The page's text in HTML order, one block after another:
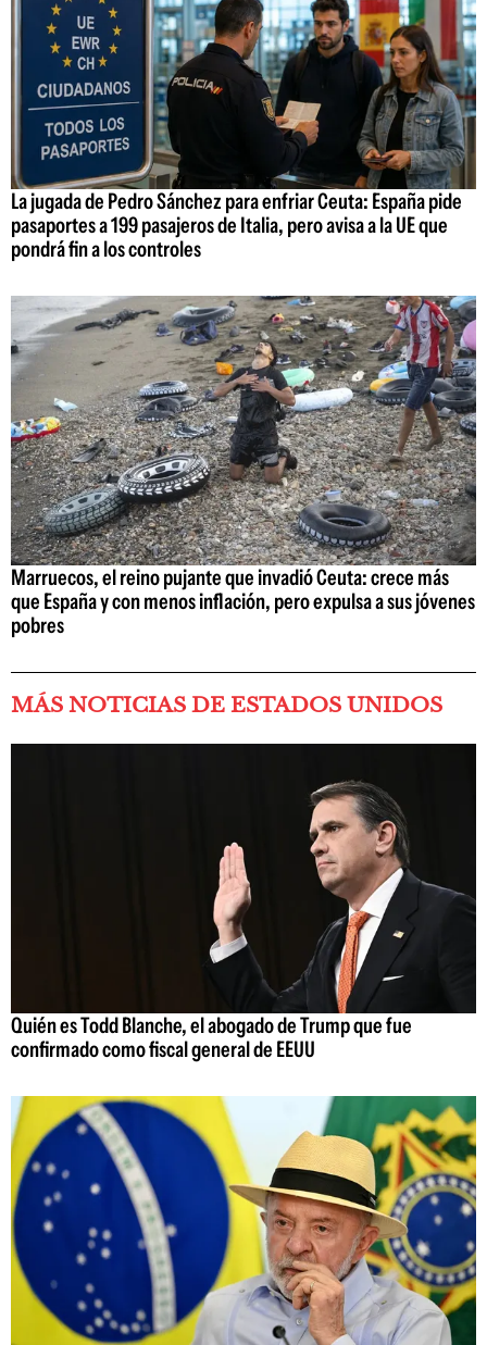
La jugada de Pedro Sánchez para enfriar Ceuta: España pide
pasaportes a 199 pasajeros de Italia, pero avisa a la UE que
pondrá fin a los controles
Marruecos, el reino pujante que invadió Ceuta: crece más
que España y con menos inflación, pero expulsa a sus jóvenes
pobres
MÁS NOTICIAS DE ESTADOS UNIDOS
Quién es Todd Blanche, el abogado de Trump que fue
confirmado como fiscal general de EEUU